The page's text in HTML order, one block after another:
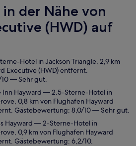
der Nähe von
(HWD) auf
Hotel in Jackson Triangle, 2,9 km
Executive (HWD) entfernt.
— Sehr gut.
Inn Hayward — 2.5-Sterne-Hotel in
0,8 km von Flughafen Hayward
Gästebewertung: 8,0/10 — Sehr gut.
Hayward — 2-Sterne-Hotel in
0,9 km von Flughafen Hayward
Gästebewertung: 6,2/10.